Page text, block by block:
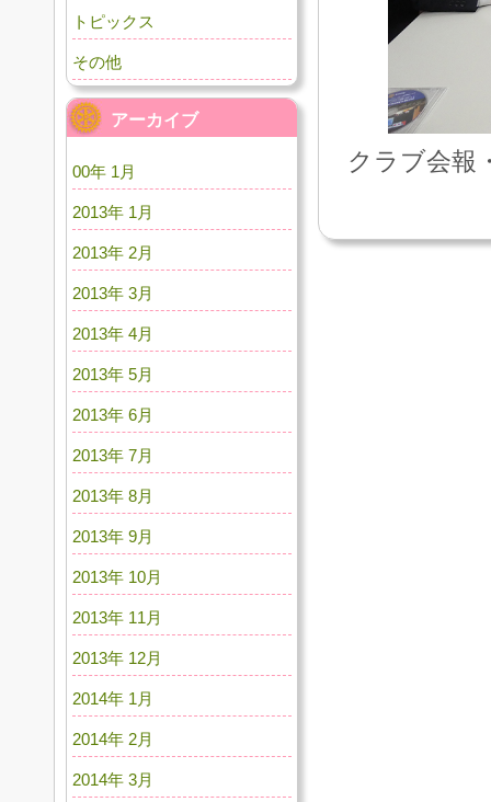
クラブ会報
トピックス
その他
アーカイブ
00年 1月
2013年 1月
2013年 2月
2013年 3月
2013年 4月
2013年 5月
2013年 6月
2013年 7月
2013年 8月
2013年 9月
2013年 10月
2013年 11月
2013年 12月
2014年 1月
2014年 2月
2014年 3月